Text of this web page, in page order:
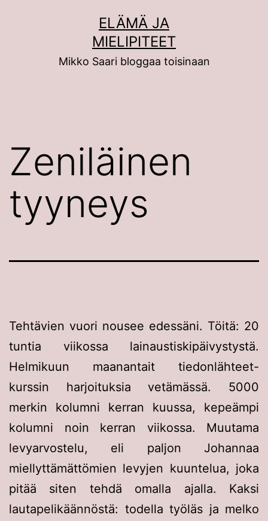
ELÄMÄ JA
MIELIPITEET
Mikko Saari bloggaa toisinaan
Zeniläinen
tyyneys
Tehtävien vuori nousee edessäni. Töitä: 20
tuntia viikossa lainaustiskipäivystystä.
Helmikuun maanantait tiedonlähteet-
kurssin harjoituksia vetämässä. 5000
merkin kolumni kerran kuussa, kepeämpi
kolumni noin kerran viikossa. Muutama
levyarvostelu, eli paljon Johannaa
miellyttämättömien levyjen kuuntelua, joka
pitää siten tehdä omalla ajalla. Kaksi
lautapelikäännöstä: todella työläs ja melko